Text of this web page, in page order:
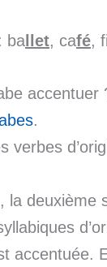
ballet, café,
accentuer
.
verbes
la deuxième
accentuée.